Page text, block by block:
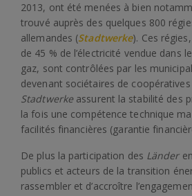
2013, ont été menées à bien
trouvé auprès des quelques 800
allemandes (Stadtwerke). Ces
de 45 % de l’électricité vendue dans
gaz, sont contrôlées par les
devenant sociétaires de coopératives
Stadtwerke assurent la stabilité des
la fois une compétence technique
facilités financières (garantie
De plus la participation des Länder
publics et acteurs de la transition
rassembler et d’accroître